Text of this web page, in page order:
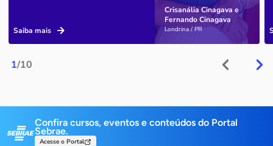
1/10
Crisanália Cinagava e
Fernando Cinagava
Londrina / PR
Saiba mais
Confira cursos, eventos e conteúdos do Portal
Sebrae.
Acesse o Portal